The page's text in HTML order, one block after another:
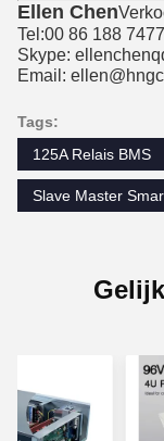
Ellen Chen
Tel:00 86 188
Skype:
Email:
Tags:
125A Relais BMS
Slave Master